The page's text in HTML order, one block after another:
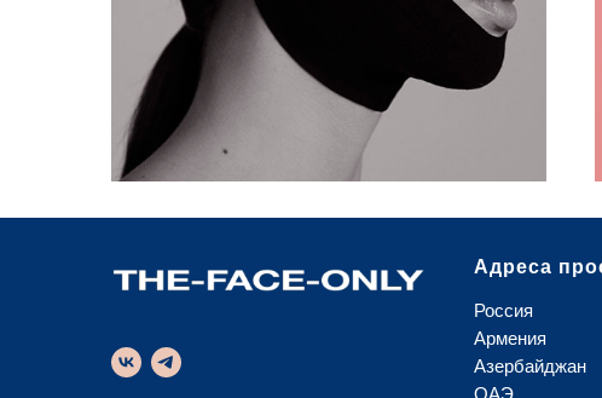
Адреса
Россия
Армения
Азербайджан
ОАЭ